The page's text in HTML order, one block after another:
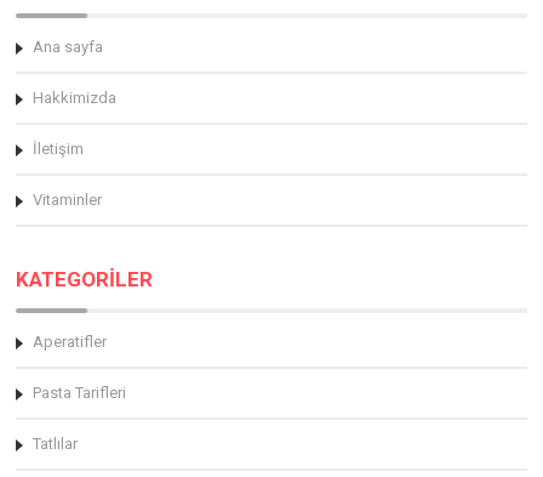
Ana sayfa
Hakkimizda
İletişim
Vitaminler
KATEGORİLER
Aperatifler
Pasta Tarifleri
Tatlılar